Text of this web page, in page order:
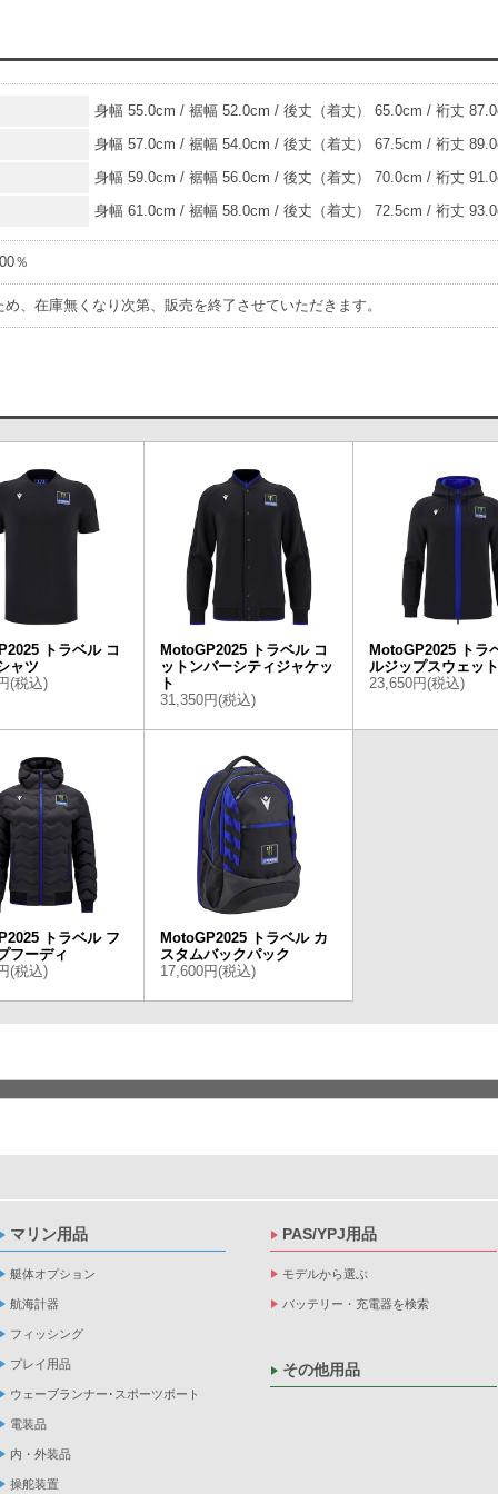
身幅 55.0cm / 裾幅 52.0cm / 後丈（着丈） 65.0cm / 裄丈
身幅 57.0cm / 裾幅 54.0cm / 後丈（着丈） 67.5cm / 裄丈
身幅 59.0cm / 裾幅 56.0cm / 後丈（着丈） 70.0cm / 裄丈
身幅 61.0cm / 裾幅 58.0cm / 後丈（着丈） 72.5cm / 裄丈
％
、在庫無くなり次第、販売を終了させていただきます。
トラベル コ
ャツ
(税込)
MotoGP2025 トラベル コ
ットンバーシティジャケッ
ト
31,350円(税込)
MotoGP2025 トラ
ルジップスウェッ
23,650円(税込)
トラベル フ
フーディ
(税込)
MotoGP2025 トラベル カ
スタムバックパック
17,600円(税込)
マリン用品
艇体オプション
航海計器
フィッシング
プレイ用品
ウェーブランナー･スポーツボート
電装品
内・外装品
操舵装置
PAS/YPJ用品
モデルから選ぶ
バッテリー・充電器を検索
その他用品